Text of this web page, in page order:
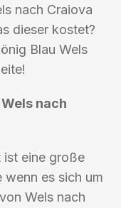
nach Craiova
dieser kostet?
Blau Wels
nach
ist eine große
wenn es sich um
Wels nach